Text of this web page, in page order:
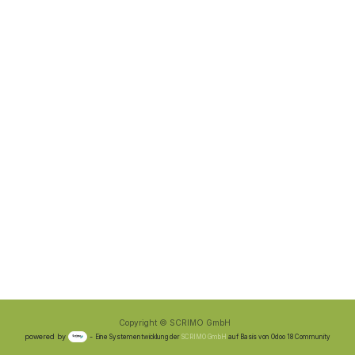
Copyright © SCRIMO GmbH
powered by - Eine Systementwicklung derSCRIMO GmbH auf Basis von Odoo 18 Community